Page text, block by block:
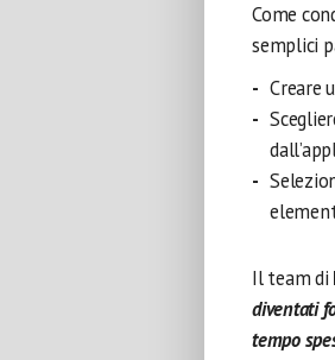
Come
semplici
Creare
Il team di
diventati
tempo